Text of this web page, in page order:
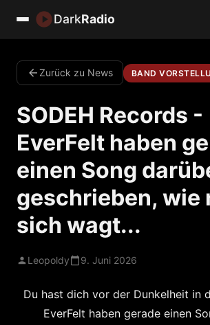
DarkRadio
Zurück zu News BAND
SODEH Records -
EverFelt haben
einen Song
geschrieben, wie
sich wagt...
Leopoldy 9. Juni 2026
Du hast dich vor der Dunkelheit in
EverFelt haben gerade einen